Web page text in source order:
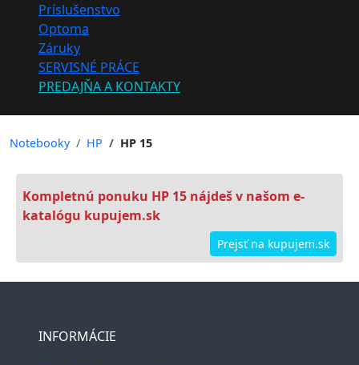
Príslušenstvo
Optoma
Záruky
SERVISNÉ PRÁCE
PREDAJŇA A KONTAKTY
Notebooky HP HP 15
Kompletnú ponuku HP 15 nájdeš v našom e-
katalógu kupujem.sk
Prejsť na kupujem.sk
INFORMÁCIE